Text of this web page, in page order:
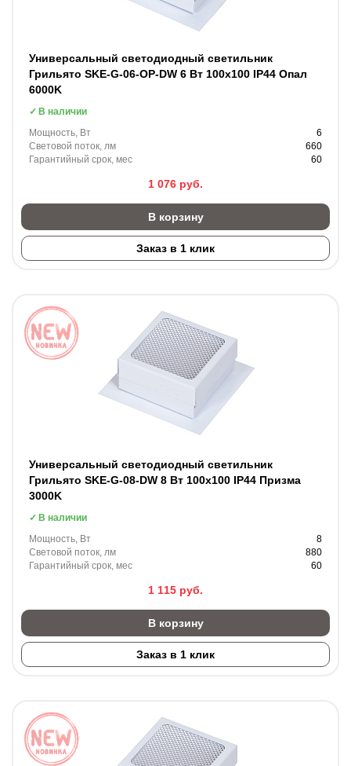
Универсальный светодиодный светильник
Грильято SKE-G-06-OP-DW 6 Вт 100x100 IP44 Опал
6000K
В наличии
Мощность, Вт
6
Световой поток, лм
660
Гарантийный срок, мес
60
1 076 руб.
В корзину
Заказ в 1 клик
Универсальный светодиодный светильник
Грильято SKE-G-08-DW 8 Вт 100x100 IP44 Призма
3000K
В наличии
Мощность, Вт
8
Световой поток, лм
880
Гарантийный срок, мес
60
1 115 руб.
В корзину
Заказ в 1 клик